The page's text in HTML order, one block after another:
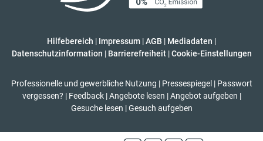
Hilfebereich | Impressum |AGB | Mediadaten |
Datenschutzinformation | Barrierefreiheit | Cookie-Einstellungen
Professionelle und gewerbliche Nutzung | Pressespiegel | Passwort
vergessen? | Feedback | Angebote lesen | Angebot aufgeben |
Gesuche lesen | Gesuch aufgeben